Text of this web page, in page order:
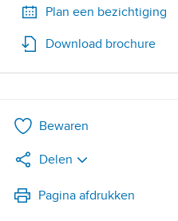
Plan een bezichtiging
Download brochure
Bewaren
Delen
LinkedIn
Pagina afdrukken